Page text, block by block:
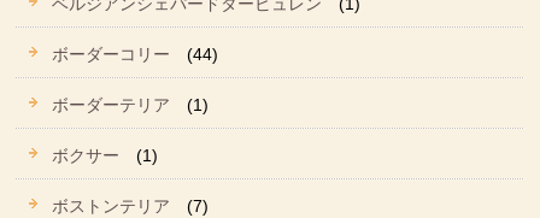
ボーダーコリー (44)
ボーダーテリア (1)
ボクサー (1)
ボストンテリア (7)